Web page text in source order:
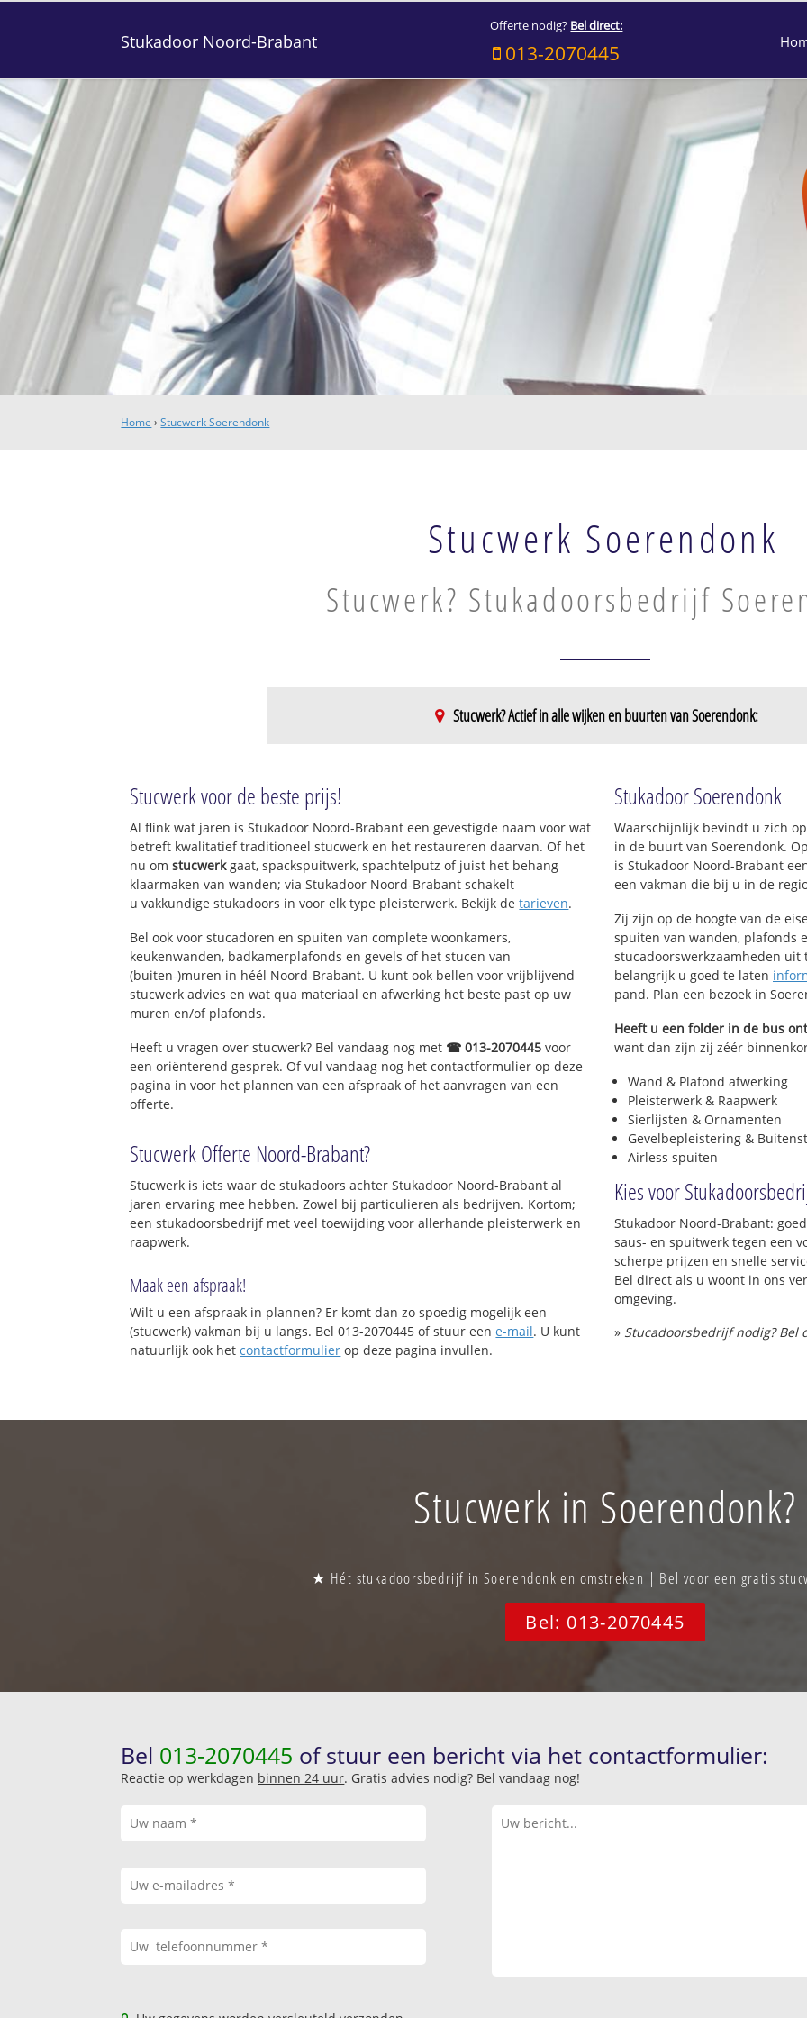
Stukadoor Noord-Brabant
Offerte nodig? Bel direct:
013-2070445
Home ›Stucwerk Soerendonk
Stucwerk Soerendonk
Stucwerk? Stukadoorsbedrijf
Stucwerk? Actief in alle wijken en buurten van Soerendonk:
Stucwerk voor de beste prijs!
Al flink wat jaren is Stukadoor Noord-Brabant een gevestigde naam voor wat
betreft kwalitatief traditioneel stucwerk en het restaureren daarvan. Of het
nu omstucwerkgaat, spackspuitwerk, spachtelputz of juist het behang
klaarmaken van wanden; via Stukadoor Noord-Brabant schakelt
u vakkundige stukadoors in voor elk type pleisterwerk. Bekijk detarieven.
Bel ook voor stucadoren en spuiten van complete woonkamers,
keukenwanden, badkamerplafonds en gevels of het stucen van
(buiten-)muren in héél Noord-Brabant. U kunt ook bellen voor vrijblijvend
stucwerk advies en wat qua materiaal en afwerking het beste past op uw
muren en/of plafonds.
Heeft u vragen over stucwerk? Bel vandaag nog met ☎ 013-2070445 voor
een oriënterend gesprek. Of vul vandaag nog het contactformulier op deze
pagina in voor het plannen van een afspraak of het aanvragen van een
offerte.
Stucwerk Offerte Noord-Brabant?
Stucwerk is iets waar de stukadoors achter Stukadoor Noord-Brabant al
jaren ervaring mee hebben. Zowel bij particulieren als bedrijven. Kortom;
een stukadoorsbedrijf met veel toewijding voor allerhande pleisterwerk en
raapwerk.
Maak een afspraak!
Wilt u een afspraak in plannen? Er komt dan zo spoedig mogelijk een
(stucwerk) vakman bij u langs. Bel 013-2070445 of stuur eene-mail. U kunt
natuurlijk ook hetcontactformulier op deze pagina invullen.
Stukadoor Soerendonk
Waarschijnlijk bevindt u zich
in de buurt van Soerendonk.
is Stukadoor Noord-Brabant
een vakman die bij u in de
Zij zijn op de hoogte van de
spuiten van wanden, plafonds
stucadoorswerkzaamheden
belangrijk u goed te laten
pand. Plan een bezoek in
Heeft u een folder in de bus
want dan zijn zij zéér
Wand & Plafond afwerking
Pleisterwerk & Raapwerk
Sierlijsten & Ornamenten
Gevelbepleistering &
Airless spuiten
Kies voor
Stukadoor Noord-Brabant:
saus- en spuitwerk tegen een
scherpe prijzen en snelle
Bel direct als u woont in ons
omgeving.
» Stucadoorsbedrijf nodig? Bel
Stucwerk in Soerendonk?
★ Hét stukadoorsbedrijf in Soerendonk en omstreken | Bel voor een gratis
Bel: 013-2070445
Bel 013-2070445 of stuur een bericht via het contactformulier:
Reactie op werkdagen binnen 24 uur. Gratis advies nodig? Bel vandaag nog!